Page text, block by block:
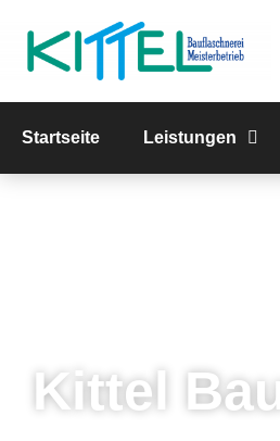
Startseite Leistungen
Kittel